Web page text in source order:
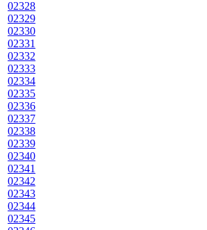
02328
02329
02330
02331
02332
02333
02334
02335
02336
02337
02338
02339
02340
02341
02342
02343
02344
02345